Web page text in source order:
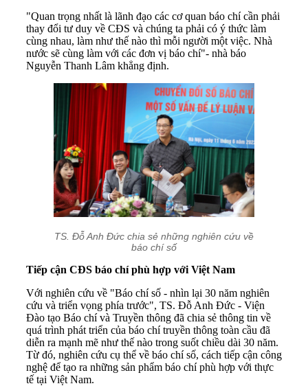
"Quan trọng nhất là lãnh đạo các cơ quan báo chí cần phải
thay đổi tư duy về CĐS và chúng ta phải có ý thức làm
cùng nhau, làm như thế nào thì mỗi người một việc. Nhà
nước sẽ cùng làm với các đơn vị báo chí"- nhà báo
Nguyễn Thanh Lâm khẳng định.
TS. Đỗ Anh Đức chia sẻ những nghiên cứu về
báo chí số
Tiếp cận CĐS báo chí phù hợp với Việt Nam
Với nghiên cứu về "Báo chí số - nhìn lại 30 năm nghiên
cứu và triển vọng phía trước", TS. Đỗ Anh Đức - Viện
Đào tạo Báo chí và Truyền thông đã chia sẻ thông tin về
quá trình phát triển của báo chí truyền thông toàn cầu đã
diễn ra mạnh mẽ như thế nào trong suốt chiều dài 30 năm.
Từ đó, nghiên cứu cụ thể về báo chí số, cách tiếp cận công
nghệ để tạo ra những sản phẩm báo chí phù hợp với thực
tế tại Việt Nam.